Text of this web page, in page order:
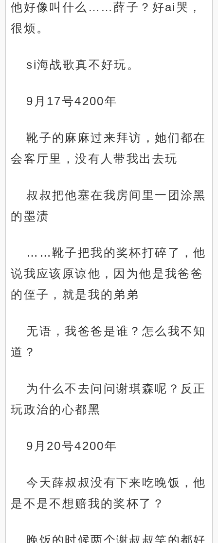
他好像叫什么……薛子？好ai哭，
很烦。
si海战歌真不好玩。
9月17号4200年
靴子的麻麻过来拜访，她们都在
会客厅里，没有人带我出去玩
叔叔把他塞在我房间里一团涂黑
的墨渍
……靴子把我的奖杯打碎了，他
说我应该原谅他，因为他是我爸爸
的侄子，就是我的弟弟
无语，我爸爸是谁？怎么我不知
道？
为什么不去问问谢琪森呢？反正
玩政治的心都黑
9月20号4200年
今天薛叔叔没有下来吃晚饭，他
是不是不想赔我的奖杯了？
晚饭的时候两个谢叔叔笑的都好